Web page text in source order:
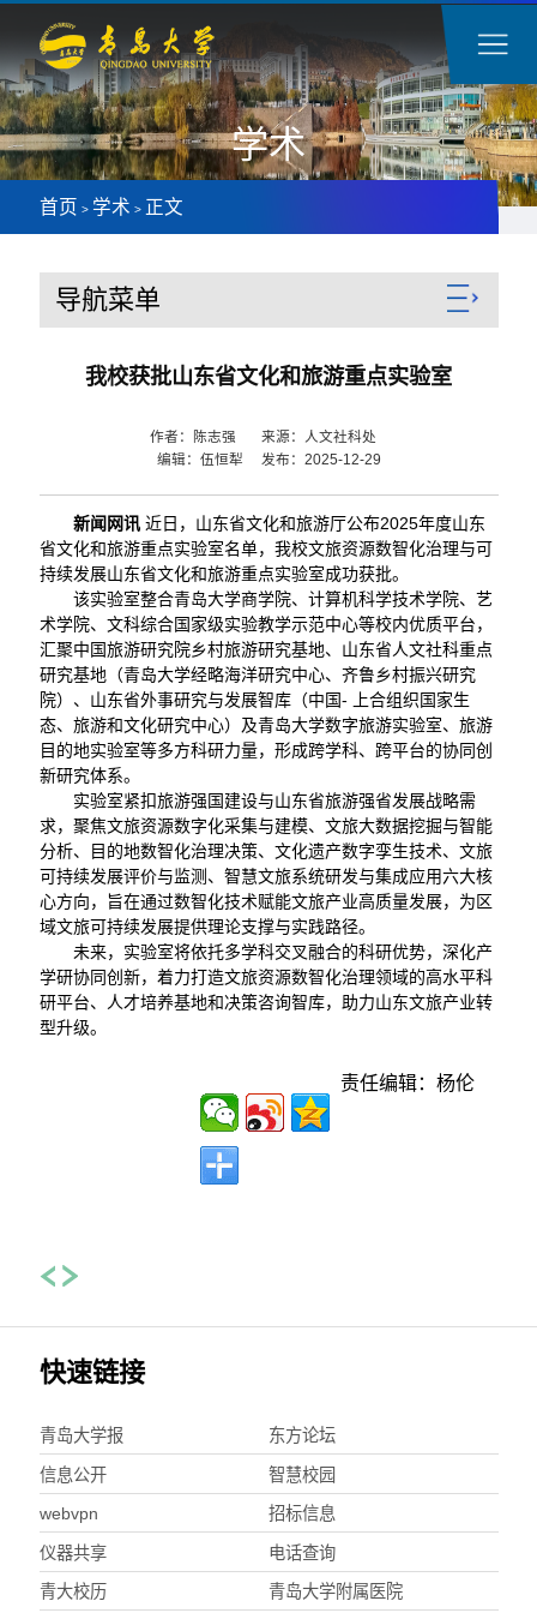
学术
首页 > 学术 > 正文
导航菜单
我校获批山东省文化和旅游重点实验室
作者：陈志强 来源：人文社科处
编辑：伍恒犁 发布：2025-12-29
新闻网讯近日，山东省文化和旅游厅公布2025年度山东
省文化和旅游重点实验室名单，我校文旅资源数智化治理与可
持续发展山东省文化和旅游重点实验室成功获批。
该实验室整合青岛大学商学院、计算机科学技术学院、艺
术学院、文科综合国家级实验教学示范中心等校内优质平台，
汇聚中国旅游研究院乡村旅游研究基地、山东省人文社科重点
研究基地（青岛大学经略海洋研究中心、齐鲁乡村振兴研究
院）、山东省外事研究与发展智库（中国- 上合组织国家生
态、旅游和文化研究中心）及青岛大学数字旅游实验室、旅游
目的地实验室等多方科研力量，形成跨学科、跨平台的协同创
新研究体系。
实验室紧扣旅游强国建设与山东省旅游强省发展战略需
求，聚焦文旅资源数字化采集与建模、文旅大数据挖掘与智能
分析、目的地数智化治理决策、文化遗产数字孪生技术、文旅
可持续发展评价与监测、智慧文旅系统研发与集成应用六大核
心方向，旨在通过数智化技术赋能文旅产业高质量发展，为区
域文旅可持续发展提供理论支撑与实践路径。
未来，实验室将依托多学科交叉融合的科研优势，深化产
学研协同创新，着力打造文旅资源数智化治理领域的高水平科
研平台、人才培养基地和决策咨询智库，助力山东文旅产业转
型升级。
责任编辑：杨伦
快速链接
青岛大学报 东方论坛
信息公开 智慧校园
webvpn 招标信息
仪器共享 电话查询
青大校历 青岛大学附属医院